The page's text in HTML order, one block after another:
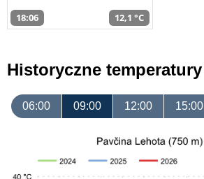
18:06 12,1 °C
Historyczne temperatury
06:00 09:00 12:00 15:00